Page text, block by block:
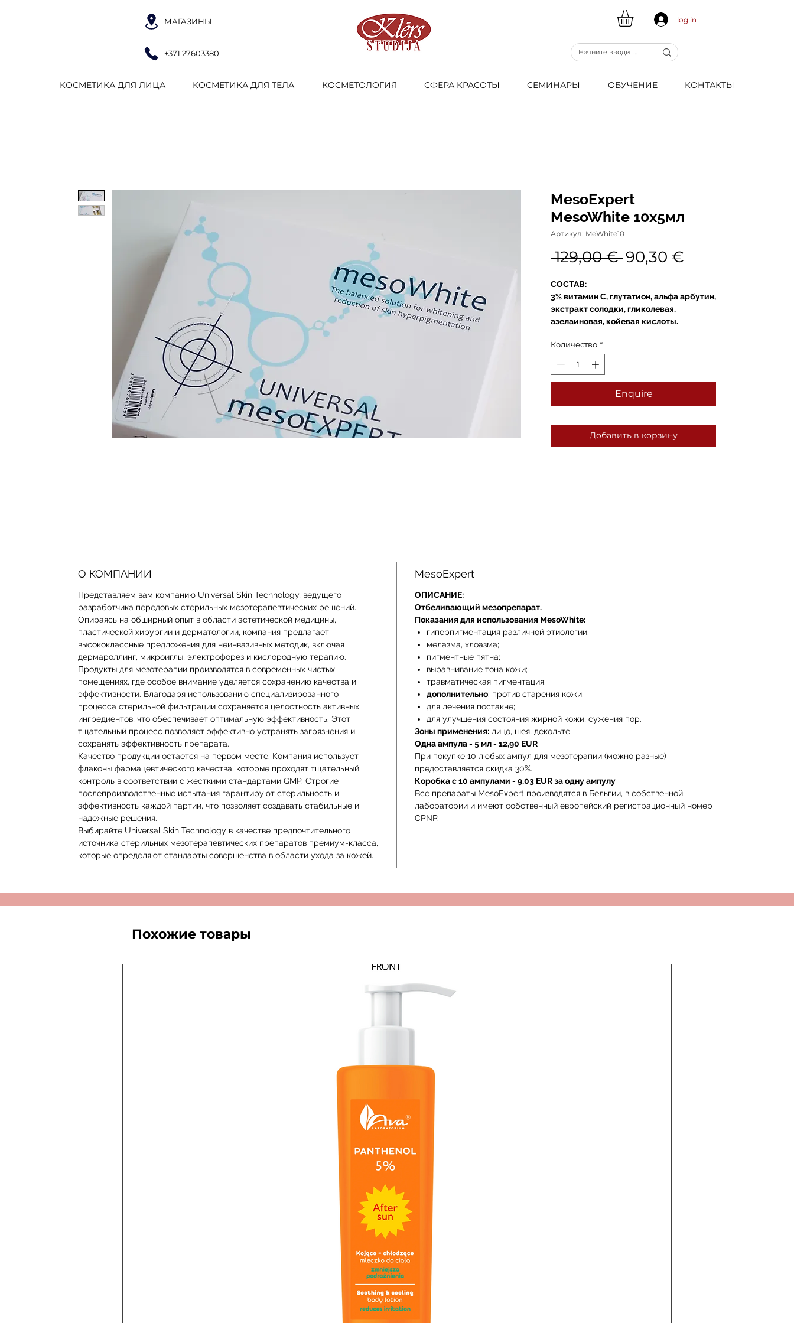
МАГАЗИНЫ
+371 27603380
log in
КОСМЕТИКА ДЛЯ ЛИЦА КОСМЕТИКА ДЛЯ ТЕЛА КОСМЕТОЛОГИЯ СФЕРА КРАСОТЫ CЕМИНАРЫ ОБУЧЕНИЕ КОНТАКТЫ
MesoExpert
MesoWhite 10x5мл
Артикул: MeWhite10
129,00 € Обычная
90,30 €
СОСТАВ:
3% витамин С, глутатион, альфа арбутин,
экстракт солодки, гликолевая,
азелаиновая, койевая кислоты.
Количество *
Enquire
Добавить в корзину
О КОМПАНИИ
Представляем вам компанию Universal Skin Technology, ведущего
разработчика передовых стерильных мезотерапевтических решений.
Опираясь на обширный опыт в области эстетической медицины,
пластической хирургии и дерматологии, компания предлагает
высококлассные предложения для неинвазивных методик, включая
дермароллинг, микроиглы, электрофорез и кислородную терапию.
Продукты для мезотерапии производятся в современных чистых
помещениях, где особое внимание уделяется сохранению качества и
эффективности. Благодаря использованию специализированного
процесса стерильной фильтрации сохраняется целостность активных
ингредиентов, что обеспечивает оптимальную эффективность. Этот
тщательный процесс позволяет эффективно устранять загрязнения и
сохранять эффективность препарата.
Качество продукции остается на первом месте. Компания использует
флаконы фармацевтического качества, которые проходят тщательный
контроль в соответствии с жесткими стандартами GMP. Строгие
послепроизводственные испытания гарантируют стерильность и
эффективность каждой партии, что позволяет создавать стабильные и
надежные решения.
Выбирайте Universal Skin Technology в качестве предпочтительного
источника стерильных мезотерапевтических препаратов премиум-класса,
которые определяют стандарты совершенства в области ухода за кожей.
MesoExpert
ОПИСАНИЕ:
Отбеливающий мезопрепарат.
Показания для использования MesoWhite:
гиперпигментация различной этиологии;
мелазма, хлоазма;
пигментные пятна;
выравнивание тона кожи;
травматическая пигментация;
дополнительно: против старения кожи;
для лечения постакне;
для улучшения состояния жирной кожи, сужения пор.
Зоны применения: лицо, шея, декольте
Одна ампула - 5 мл - 12,90 EUR
При покупке 10 любых ампул для мезотерапии (можно разные)
предоставляется скидка 30%.
Коробка с 10 ампулами - 9,03 EUR за одну ампулу
Все препараты MesoExpert производятся в Бельгии, в собственной
лаборатории и имеют собственный европейский регистрационный номер
CPNP.
Похожие товары